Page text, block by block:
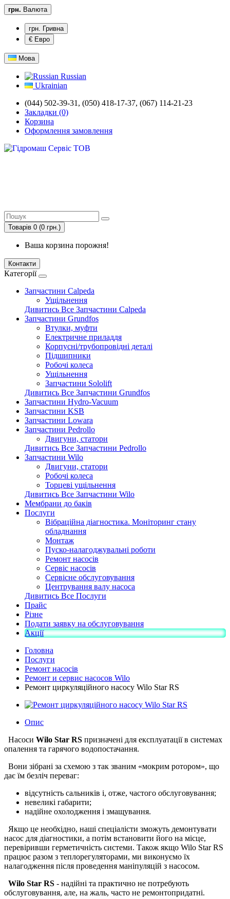
грн. Валюта
грн. Гривна
€ Евро
Мова
Russian
Ukrainian
(044) 502-39-31, (050) 418-17-37, (067) 114-21-23
Закладки (0)
Корзина
Оформлення замовлення
Товарів 0 (0 грн.)
Ваша корзина порожня!
Контакти
Категорії
Запчастини Calpeda
Ущільнення
Дивитись Все Запчастини Calpeda
Запчастини Grundfos
Втулки, муфти
Електричне приладдя
Корпусні/трубопровідні деталі
Підшипники
Робочі колеса
Ущільнення
Запчастини Sololift
Дивитись Все Запчастини Grundfos
Запчастини Hydro-Vacuum
Запчастини KSB
Запчастини Lowara
Запчастини Pedrollo
Двигуни, статори
Дивитись Все Запчастини Pedrollo
Запчастини Wilo
Двигуни, статори
Робочі колеса
Торцеві ущільнення
Дивитись Все Запчастини Wilo
Мембрани до баків
Послуги
Вібраційна діагностика. Моніторинг стану
обладнання
Монтаж
Пуско-налагоджувальні роботи
Ремонт насосів
Сервіс насосів
Сервісне обслуговування
Центрування валу насоса
Дивитись Все Послуги
Прайс
Різне
Подати заявку на обслуговування
Акції
Головна
Послуги
Ремонт насосів
Ремонт и сервис насосов Wilo
Ремонт циркуляційного насосу Wilo Star RS
Опис
Насоси Wilo Star RS призначені для експлуатації в системах
опалення та гарячого водопостачання.
Вони зібрані за схемою з так званим «мокрим ротором», що
дає їм безліч переваг:
відсутність сальників і, отже, частого обслуговування;
невеликі габарити;
надійне охолодження і змащування.
Якщо це необхідно, наші спеціалісти зможуть демонтувати
насос для діагностики, а потім встановити його на місце,
перевіривши герметичність системи. Також якщо Wilo Star RS
працює разом з теплорегуляторами, ми виконуємо їх
налагодження після проведення маніпуляцій з насосом.
Wilo Star RS - надійні та практично не потребують
обслуговування, але, на жаль, часто не ремонтопридатні.